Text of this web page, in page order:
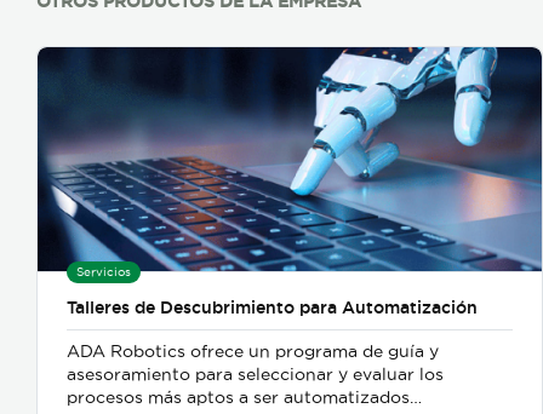
Servicios
Talleres de Descubrimiento para Automatización
ADA Robotics ofrece un programa de guía y
asesoramiento para seleccionar y evaluar los
procesos más aptos a ser automatizados